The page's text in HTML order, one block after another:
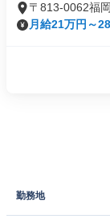
〒813-0062福
月給21万円～
勤務地